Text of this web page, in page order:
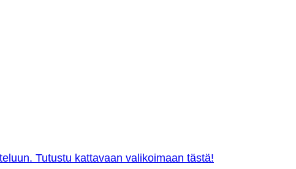
Tutustu kattavaan valikoimaan tästä!